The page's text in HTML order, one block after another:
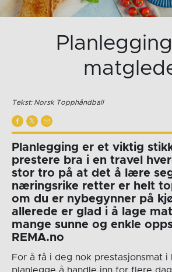
Tekst: Norsk Topphåndball
Planlegging er et viktig
prestere bra i en travel
stor tro på at det å lære
næringsrike retter er helt
om du er nybegynner på
allerede er glad i å lage
mange sunne og enkle
REMA.no
For å få i deg nok prestasjonsmat i
planlegge å handle inn for flere